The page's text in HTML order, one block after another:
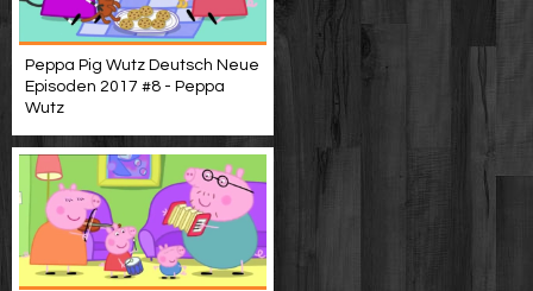
Peppa Pig Wutz Deutsch Neue
Episoden 2017 #8 - Peppa
Wutz